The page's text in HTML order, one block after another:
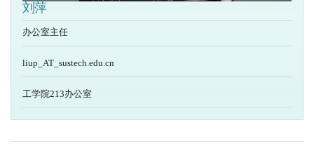
刘萍
办公室主任
liup_AT_sustech.edu.cn
工学院213办公室